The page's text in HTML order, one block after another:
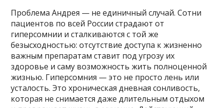
Проблема Андрея — не единичный случай. Сотни
пациентов по всей России страдают от
гиперсомнии и сталкиваются с той же
безысходностью: отсутствие доступа к жизненно
важным препаратам ставит под угрозу их
здоровье и саму возможность жить полноценной
жизнью. Гиперсомния — это не просто лень или
усталость. Это хроническая дневная сонливость,
которая не снимается даже длительным отдыхом